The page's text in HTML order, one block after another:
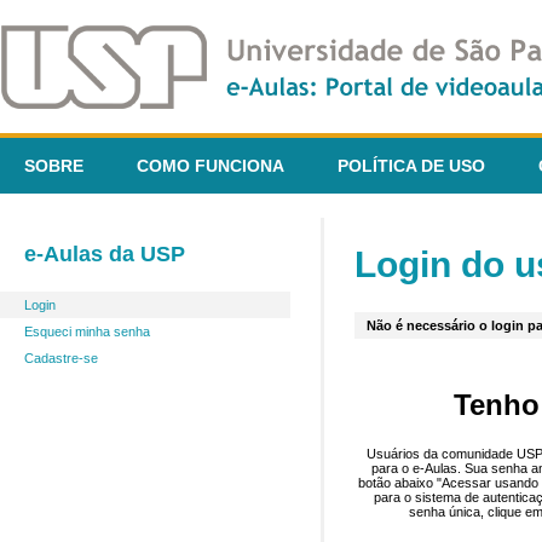
SOBRE COMO FUNCIONA POLÍTICA DE USO
e-Aulas da USP
Login
Esqueci minha senha
Cadastre-se
Login do
Não é necessário o login
Usuários da comunidade
para o e-Aulas. Sua senha
botão abaixo "Acessar
para o sistema de
senha única, clique